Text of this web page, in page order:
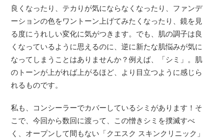
良くなったり、テカりが気にならなくなったり、ファンデ
ーションの色をワントーン上げてみたくなったり、鏡を見
る度にうれしい変化に気がつきます。でも、肌の調子は良
くなっているように思えるのに、逆に新たな肌悩みが気に
なってしまうことはありませんか？例えば、「シミ」。肌
のトーンが上がれば上がるほど、より目立つように感じら
れるものです。
私も、コンシーラーでカバーしているシミがあります！そ
こで、今回から数回に渡って、この憎きシミを撲滅すべ
く、オープンして間もない「クエスク スキンクリニック」